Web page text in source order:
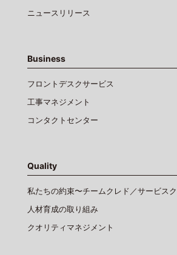
ニュースリリース
Business
フロントデスクサービス
工事マネジメント
コンタクトセンター
Quality
私たちの約束〜チームクレド／サービス
人材育成の取り組み
クオリティマネジメント